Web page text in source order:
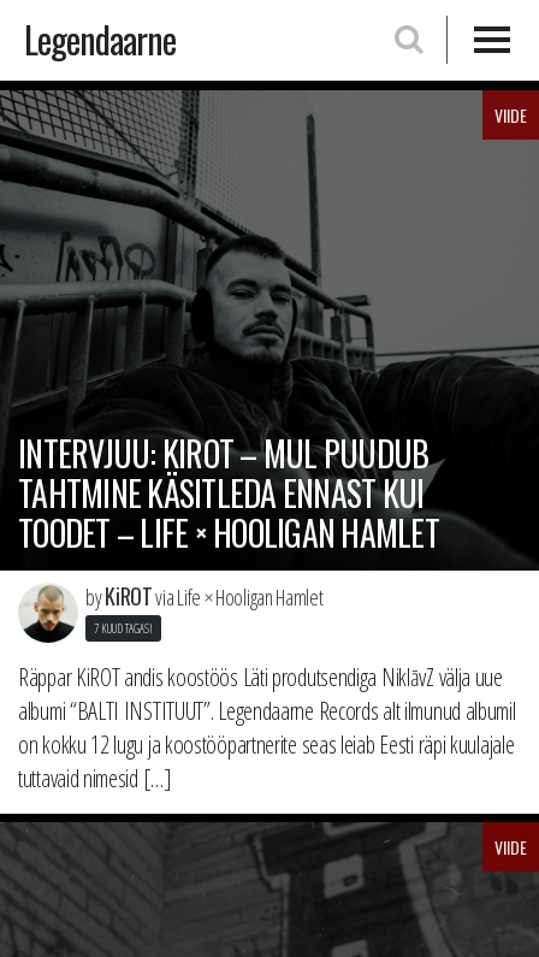
Skip
to
content
Legendaarne
VIIDE
INTERVJUU: KIROT – MUL PUUDUB
TAHTMINE KÄSITLEDA ENNAST KUI
TOODET – LIFE × HOOLIGAN HAMLET
byKiROTvia Life × Hooligan Hamlet
7 KUUD TAGASI
Räppar KiROT andis koostöös Läti produtsendiga NiklāvZ välja uue
albumi “BALTI INSTITUUT”. Legendaarne Records alt ilmunud albumil
on kokku 12 lugu ja koostööpartnerite seas leiab Eesti räpi kuulajale
tuttavaid nimesid […]
VIIDE